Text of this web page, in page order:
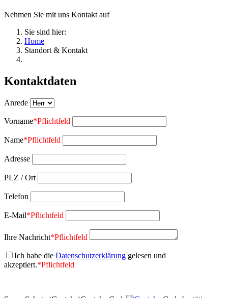
Nehmen Sie mit uns Kontakt auf
Sie sind hier:
Home
Standort & Kontakt
Kontaktdaten
Anrede
Vorname*Pflichtfeld
Name*Pflichtfeld
Adresse
PLZ / Ort
Telefon
E-Mail*Pflichtfeld
Ihre Nachricht*Pflichtfeld
Ich habe die Datenschutzerklärung gelesen und
akzeptiert.*Pflichtfeld